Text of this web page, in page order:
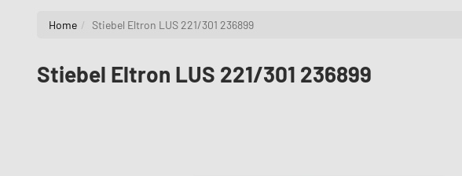
Home Stiebel Eltron LUS 221/301 236899
Stiebel Eltron LUS 221/301 236899